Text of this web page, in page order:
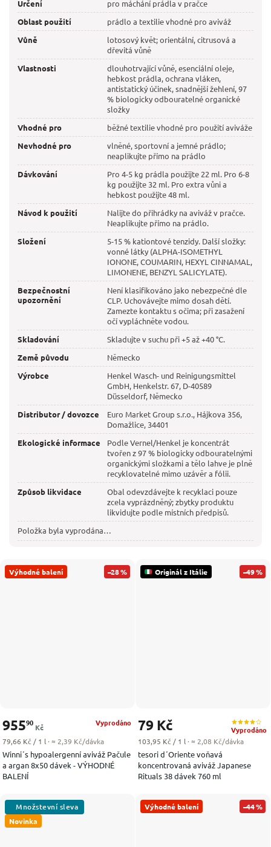
Určení
pro máchání prádla v pračce
Oblast použití
prádlo a textilie vhodné pro aviváž
Vůně
lotosový květ; orientální, citrusová a
dřevitá vůně
Vlastnosti
dlouhotrvající vůně, esenciální oleje,
hebkost prádla, ochrana vláken,
antistatický účinek, snadnější žehlení, 97
% biologicky odbouratelné organické
složky
Vhodné pro
běžné textilie vhodné pro použití aviváže
Nevhodné pro
vlněné, sportovní a jemné prádlo;
neaplikujte přímo na prádlo
Dávkování
Pro 4-5 kg prádla použijte 22 ml. Pro 6-8
kg použijte 32 ml. Pro extra vůni a
hebkost použijte 48 ml.
Návod k použití
Nalijte do přihrádky na aviváž v pračce.
Neaplikujte přímo na prádlo.
Složení
5-15 % kationtové tenzidy. Další složky:
vonné látky (ALPHA-ISOMETHYL
IONONE, COUMARIN, HEXYL CINNAMAL,
LIMONENE, BENZYL SALICYLATE).
Bezpečnostní
upozornění
Není klasifikováno jako nebezpečné dle
CLP. Uchovávejte mimo dosah dětí.
Zamezte kontaktu s očima; při zasažení
očí vypláchněte vodou.
Skladování
Skladujte v suchu při +5 až +40 °C.
Země původu
Německo
Výrobce
Henkel Wasch- und Reinigungsmittel
GmbH, Henkelstr. 67, D-40589
Düsseldorf, Německo
Distributor / dovozce
Euro Market Group s.r.o., Hájkova 356,
Domažlice, 34401
Ekologické informace
Podle Vernel/Henkel je koncentrát
tvořen z 97 % biologicky odbouratelnými
organickými složkami a tělo lahve je plně
recyklovatelné mimo uzávěr a fólii.
Způsob likvidace
Obal odevzdávejte k recyklaci pouze
zcela vyprázdněný; zbytky produktu
likvidujte podle místních předpisů.
Položka byla vyprodána…
Výhodné balení –28 %
Winni´s hypoalergenní aviváž Pačule
a argan 8x50 dávek - VÝHODNÉ
BALENÍ
Vyprodáno
95590
Kč
Měrná cena:
79,66 Kč / 1 l · ≈ 2,39 Kč/dávka
Originál z Itálie –49 %
tesori d´Oriente voňavá
koncentrovaná aviváž Japanese
Rituals 38 dávek 760 ml
Vyprodáno
79 Kč
Měrná cena:
103,95 Kč / 1 l · ≈ 2,08 Kč/dávka
Novinka
Výhodné balení –44 %